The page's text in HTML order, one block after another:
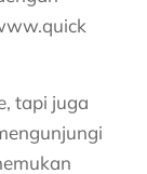
tapi juga